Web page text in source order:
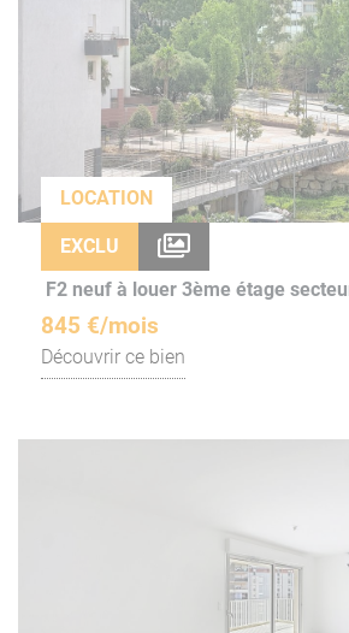
LOCATION
EXCLU
F2 neuf à louer 3ème étage
845 €/mois
Découvrir ce bien